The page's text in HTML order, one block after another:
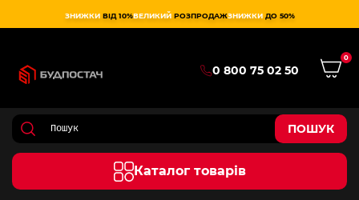
ЗНИЖКИ ВІД 10%ВЕЛИКИЙ РОЗПРОДАЖЗНИЖКИ ДО 50%
0 800 75 02 50
0
ПОШУК
Каталог товарів